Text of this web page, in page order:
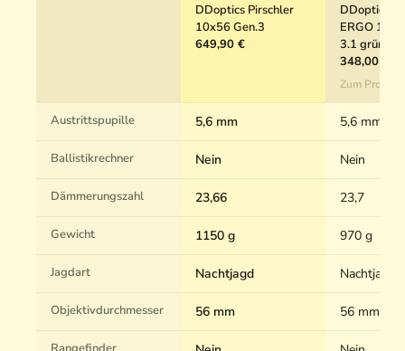
DDoptics Pirschler
10x56 Gen.3
649,90 €
DDoptics
ERGO
3.1 grün
348,00 €
Zum
Austrittspupille 5,6 mm 5,6 mm
Ballistikrechner Nein Nein
Dämmerungszahl 23,66 23,7
Gewicht 1150 g 970 g
Jagdart Nachtjagd Nachtjagd,
Objektivdurchmesser 56 mm 56 mm